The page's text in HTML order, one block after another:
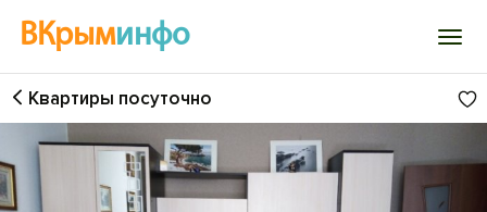
ВКрыминфо
Войти
Избранное
Квартиры посуточно